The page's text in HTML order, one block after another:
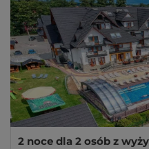
2 noce dla 2 osób z